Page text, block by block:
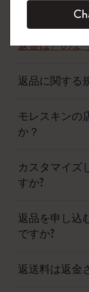
まだ返金さ
返金はどのよ
返品に関する
モレスキンの
か？
カスタマイズ
すか?
返品を申し込
ですか?
返送料は返金